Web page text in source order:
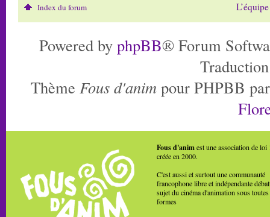
Index du forum
Powered by phpBB® Forum
Thème Fous d'anim pour PHPBB
Fous d'animest une association de loi
créée en 2000.
C'est aussi et surtout une communauté
francophone libre et indépendante
sujet du cinéma d'animation sous toutes
formes